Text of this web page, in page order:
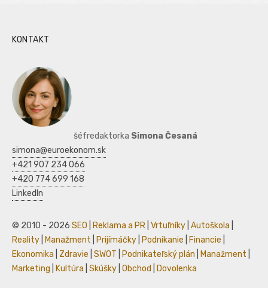
KONTAKT
šéfredaktorka Simona Česaná
simona@euroekonom.sk
+421 907 234 066
+420 774 699 168
LinkedIn
© 2010 - 2026 SEO Reklama a PR Vrtuľníky Autoškola
Reality
Manažment Prijímáčky Podnikanie Financie
Ekonomika
Zdravie SWOT Podnikateľský plán Manažment
Marketing
Kultúra Skúšky Obchod Dovolenka